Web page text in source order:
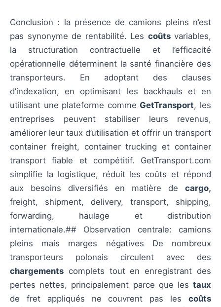
Conclusion : la présence de camions pleins n’est
pas synonyme de rentabilité. Les coûtsvariables,
la structuration contractuelle et l’efficacité
opérationnelle déterminent la santé financière des
transporteurs. En adoptant des clauses
d’indexation, en optimisant les backhauls et en
utilisant une plateforme comme GetTransport, les
entreprises peuvent stabiliser leurs revenus,
améliorer leur taux d’utilisation et offrir un transport
container freight, container trucking et container
transport fiable et compétitif. GetTransport.com
simplifie la logistique, réduit les coûts et répond
aux besoins diversifiés en matière de cargo,
freight, shipment, delivery, transport, shipping,
forwarding, haulage et distribution
internationale.## Observation centrale: camions
pleins mais marges négatives De nombreux
transporteurs polonais circulent avec des
chargements complets tout en enregistrant des
pertes nettes, principalement parce que les taux
de fret appliqués ne couvrent pas les coûts